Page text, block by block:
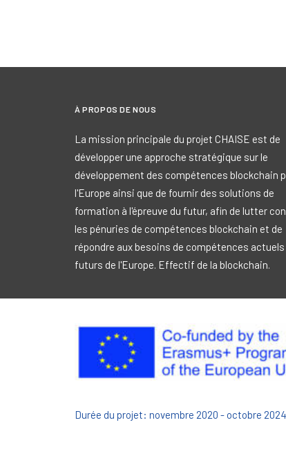
À PROPOS DE NOUS
La mission principale du projet CHAISE est de
développer une approche stratégique sur le
développement des compétences blockchain
l'Europe ainsi que de fournir des solutions de
formation à l'épreuve du futur, afin de lutter
les pénuries de compétences blockchain et de
répondre aux besoins de compétences
futurs de l'Europe. Effectif de la blockchain.
Durée du projet: novembre 2020 - octobre 2024